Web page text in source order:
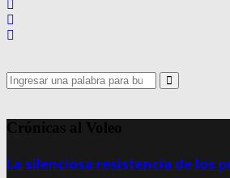
Search
for:
Search
Crónicas al Voleo
La silenciosa resistencia de los